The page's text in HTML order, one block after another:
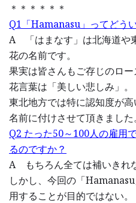
＊＊＊＊＊＊
Q1「Hamanasu」ってどう
A 「はまなす」は北海道や
花の名前です。
果実は皆さんもご存じのロー
花言葉は「美しい悲しみ」。
東北地方では特に認知度が
名前に付けさせて頂きました。
Q2 たった50～100人の雇用
るのですか？
A もちろん全ては補いきれ
しかし、今回の「
用することが目的ではない。